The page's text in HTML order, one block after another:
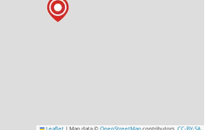
Leaflet | Map data © OpenStreetMap contributors, CC-BY-SA